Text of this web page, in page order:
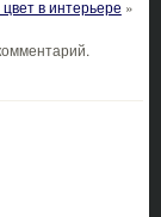
в интерьере »